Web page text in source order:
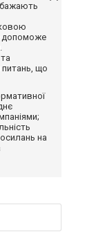
бажають
допоможе
що
на